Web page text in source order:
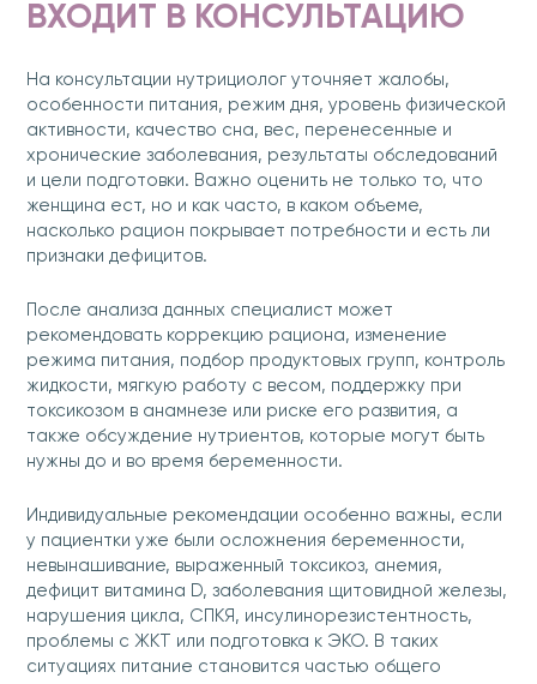
ВХОДИТ В КОНСУЛЬТАЦИЮ
На консультации нутрициолог уточняет жалобы,
особенности питания, режим дня, уровень физической
активности, качество сна, вес, перенесенные и
хронические заболевания, результаты обследований
и цели подготовки. Важно оценить не только то, что
женщина ест, но и как часто, в каком объеме,
насколько рацион покрывает потребности и есть ли
признаки дефицитов.
После анализа данных специалист может
рекомендовать коррекцию рациона, изменение
режима питания, подбор продуктовых групп, контроль
жидкости, мягкую работу с весом, поддержку при
токсикозом в анамнезе или риске его развития, а
также обсуждение нутриентов, которые могут быть
нужны до и во время беременности.
Индивидуальные рекомендации особенно важны, если
у пациентки уже были осложнения беременности,
невынашивание, выраженный токсикоз, анемия,
дефицит витамина D, заболевания щитовидной железы,
нарушения цикла, СПКЯ, инсулинорезистентность,
проблемы с ЖКТ или подготовка к ЭКО. В таких
ситуациях питание становится частью общего